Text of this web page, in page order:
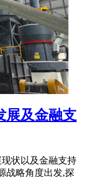
展及金融支
状以及金融支持
战略角度出发,探